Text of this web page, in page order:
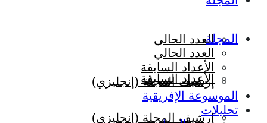
العدد الحالي
الأعداد السابقة
إرشيف المجلة (إنجليزي)
المجلة
العدد الحالي
الأعداد السابقة
إرشيف المجلة (إنجليزي)
الموسوعة الإفريقية
تحليلات